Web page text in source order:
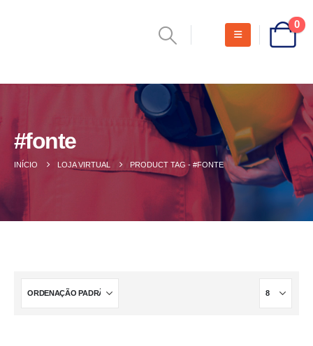
0
#fonte
INÍCIO LOJA VIRTUAL PRODUCT TAG - #FONTE